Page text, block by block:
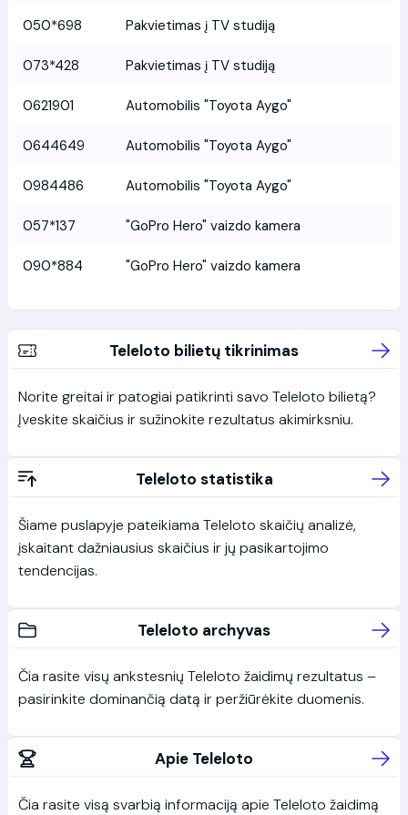
050*698 Pakvietimas į TV studiją
073*428 Pakvietimas į TV studiją
0621901 Automobilis "Toyota Aygo"
0644649 Automobilis "Toyota Aygo"
0984486 Automobilis "Toyota Aygo"
057*137 "GoPro Hero" vaizdo kamera
090*884 "GoPro Hero" vaizdo kamera
Teleloto bilietų tikrinimas
Norite greitai ir patogiai patikrinti savo Teleloto bilietą?
Įveskite skaičius ir sužinokite rezultatus akimirksniu.
Teleloto statistika
Šiame puslapyje pateikiama Teleloto skaičių analizė,
įskaitant dažniausius skaičius ir jų pasikartojimo
tendencijas.
Teleloto archyvas
Čia rasite visų ankstesnių Teleloto žaidimų rezultatus –
pasirinkite dominančią datą ir peržiūrėkite duomenis.
Apie Teleloto
Čia rasite visą svarbią informaciją apie Teleloto žaidimą